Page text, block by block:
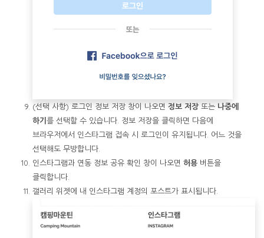
(선택 사항) 로그인 정보 저장 창이 나오면 정보 저장 또는 나중에
하기 를 선택할 수 있습니다. 정보 저장을 클릭하면 다음에
브라우저에서 인스타그램 접속 시 로그인이 유지됩니다. 어느 것을
선택해도 무방합니다.
인스타그램과 연동 정보 공유 확인 창이 나오면 허용 버튼을
클릭합니다.
갤러리 위젯에 내 인스타그램 계정의 포스트가 표시됩니다.